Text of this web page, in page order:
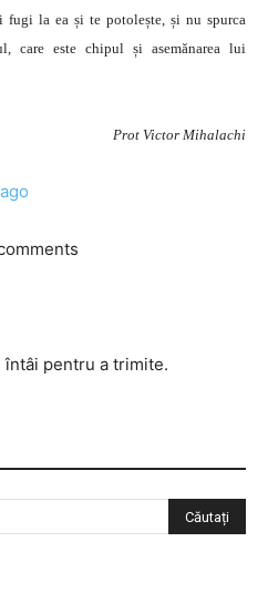
fugi la ea și te potolește, și nu spurca
care este chipul și asemănarea lui
Prot Victor Mihalachi
întâi pentru a trimite.